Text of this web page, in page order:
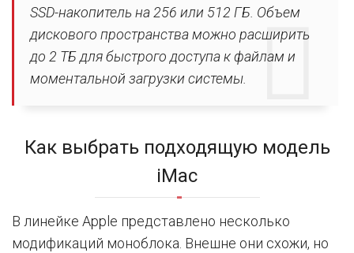
SSD-накопитель на 256 или 512 ГБ. Объем
дискового пространства можно расширить
до 2 ТБ для быстрого доступа к файлам и
моментальной загрузки системы.
Как выбрать подходящую модель
iMac
В линейке Apple представлено несколько
модификаций моноблока. Внешне они схожи, но